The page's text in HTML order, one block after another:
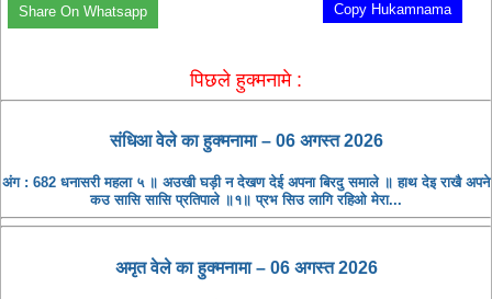
Copy Hukamnama
Share On Whatsapp
पिछले हुक्मनामे :
संधिआ ​​वेले का हुक्मनामा – 06 अगस्त 2026
अंग : 682 धनासरी महला ५ ॥ अउखी घड़ी न देखण देई अपना बिरदु समाले ॥ हाथ देइ राखै अपने
कउ सासि सासि प्रतिपाले ॥१॥ प्रभ सिउ लागि रहिओ मेरा...
अमृत ​​वेले का हुक्मनामा – 06 अगस्त 2026